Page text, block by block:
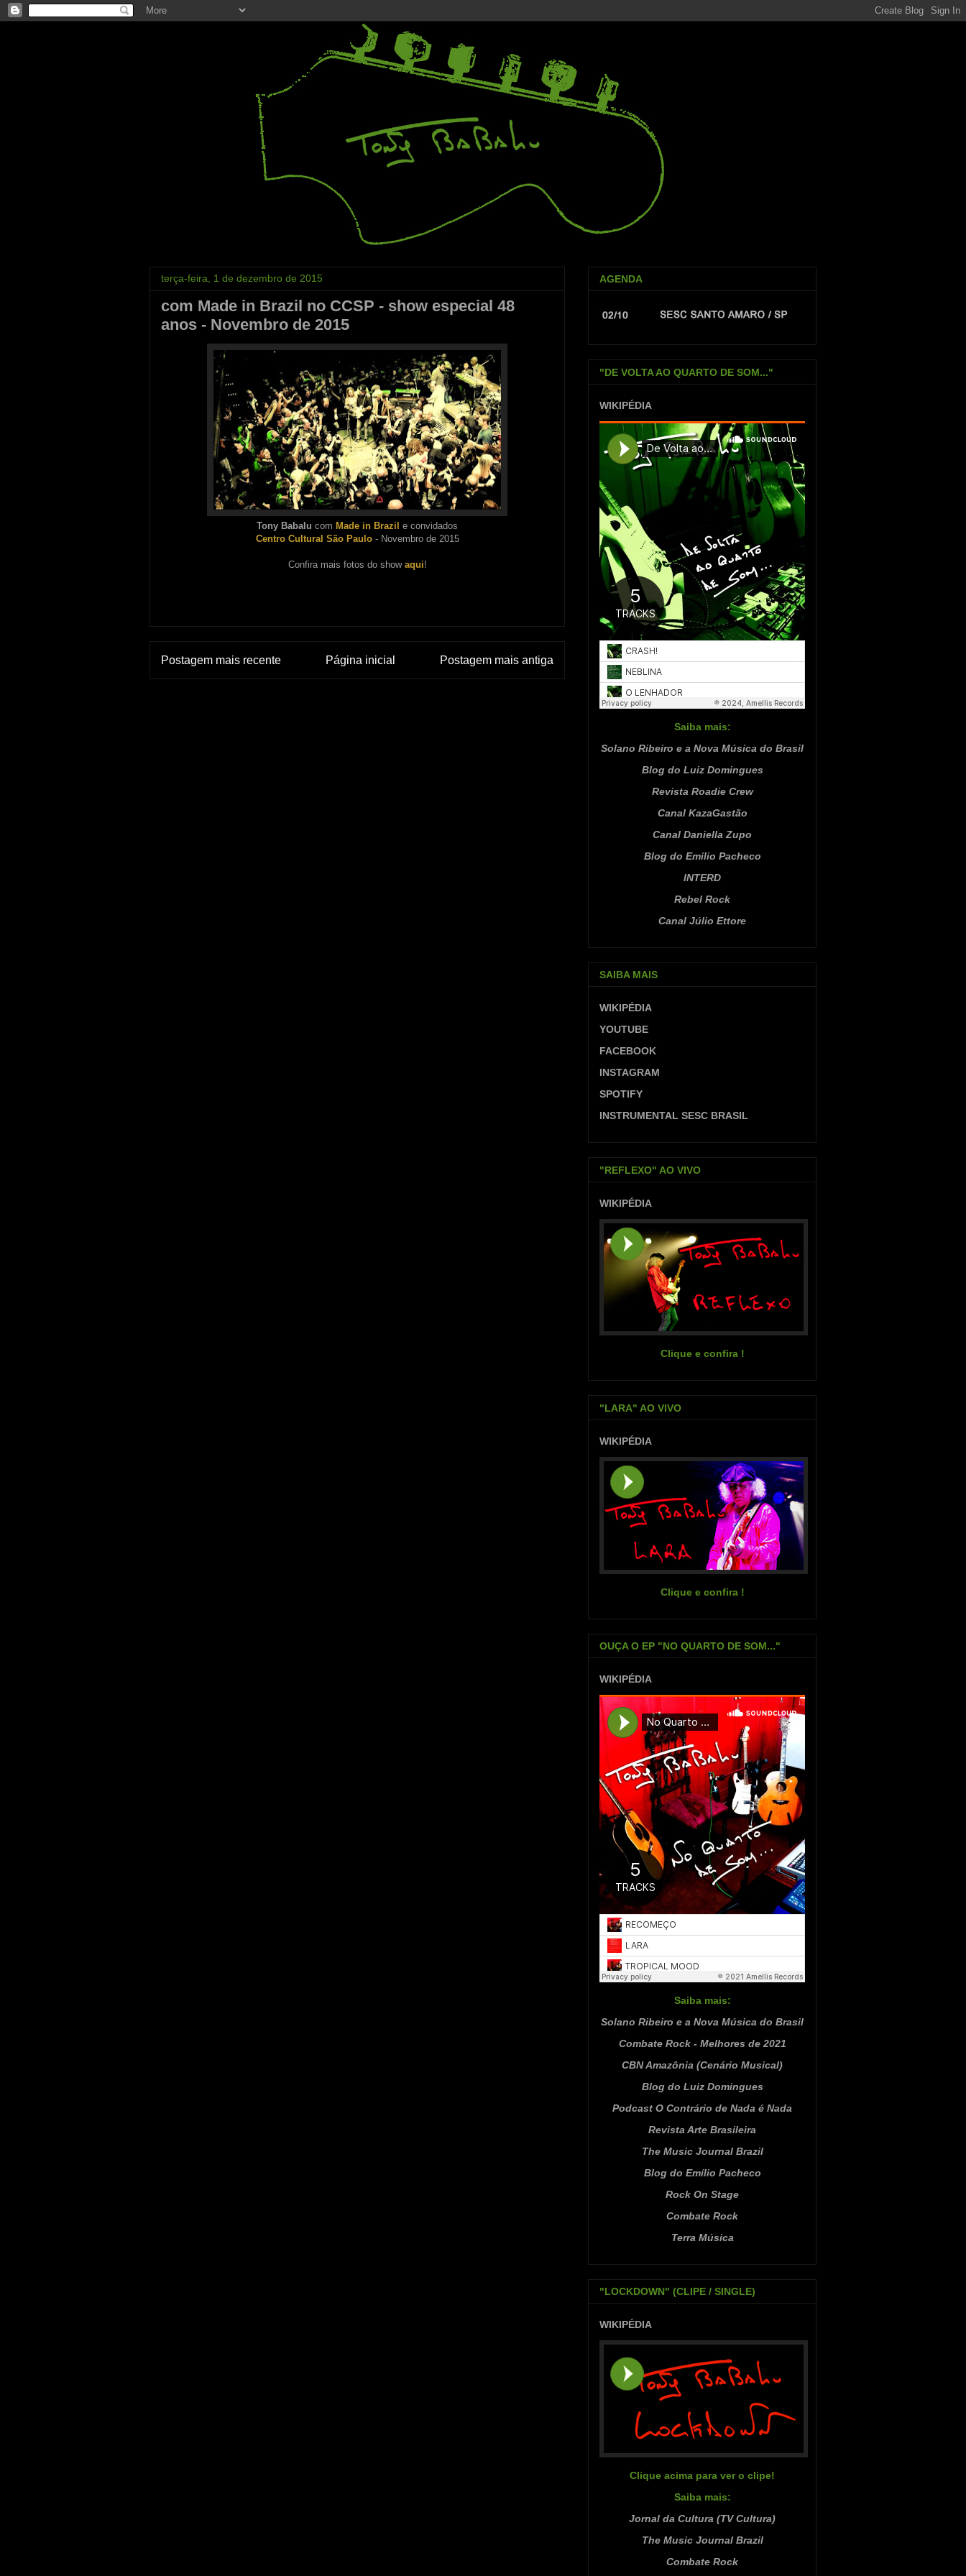
terça-feira, 1 de dezembro de 2015
com Made in Brazil no CCSP - show especial 48
anos - Novembro de 2015
Tony Babalu com Made in Brazil e convidados
Centro Cultural São Paulo- Novembro de 2015
Confira mais fotos do show aqui!
Postagem mais recente Postagem mais antiga
Página inicial
AGENDA
"DE VOLTA AO QUARTO DE SOM..."
WIKIPÉDIA
Saiba mais:
Solano Ribeiro e a Nova Música do Brasil
Blog do Luiz Domingues
Revista Roadie Crew
Canal KazaGastão
Canal Daniella Zupo
Blog do Emílio Pacheco
INTERD
Rebel Rock
Canal Júlio Ettore
SAIBA MAIS
WIKIPÉDIA
YOUTUBE
FACEBOOK
INSTAGRAM
SPOTIFY
INSTRUMENTAL SESC BRASIL
"REFLEXO" AO VIVO
WIKIPÉDIA
Clique e confira !
"LARA" AO VIVO
WIKIPÉDIA
Clique e confira !
OUÇA O EP "NO QUARTO DE SOM..."
WIKIPÉDIA
Saiba mais:
Solano Ribeiro e a Nova Música do Brasil
Combate Rock - Melhores de 2021
CBN Amazônia (Cenário Musical)
Blog do Luiz Domingues
Podcast O Contrário de Nada é Nada
Revista Arte Brasileira
The Music Journal Brazil
Blog do Emílio Pacheco
Rock On Stage
Combate Rock
Terra Música
"LOCKDOWN" (CLIPE / SINGLE)
WIKIPÉDIA
Clique acima para ver o clipe!
Saiba mais:
Jornal da Cultura (TV Cultura)
The Music Journal Brazil
Combate Rock